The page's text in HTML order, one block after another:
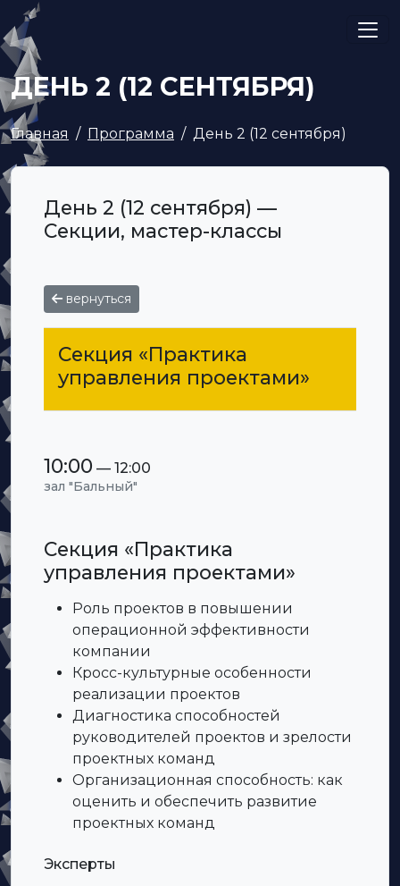
ДЕНЬ 2 (12 СЕНТЯБРЯ)
Главная Программа День 2 (12 сентября)
День 2 (12 сентября) —
Секции, мастер-классы
вернуться
Секция «Практика
управления проектами»
10:00 — 12:00
зал "Бальный"
Секция «Практика
управления проектами»
Роль проектов в повышении
операционной эффективности
компании
Кросс-культурные особенности
реализации проектов
Диагностика способностей
руководителей проектов и зрелости
проектных команд
Организационная способность: как
оценить и обеспечить развитие
проектных команд
Эксперты